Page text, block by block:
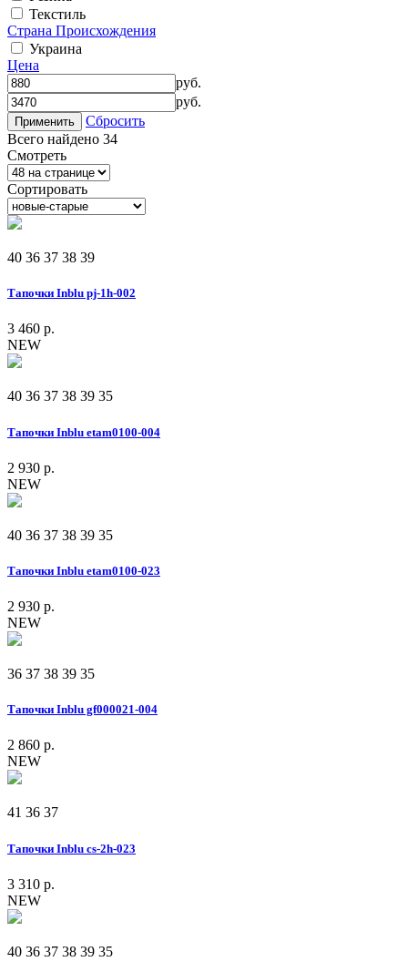
Текстиль
Страна Происхождения
Украина
Цена
руб.
руб.
Применить
Сбросить
Всего найдено 34
Смотреть
Сортировать
40 36 37 38 39
Тапочки Inblu pj-1h-002
3 460 р.
NEW
40 36 37 38 39 35
Тапочки Inblu etam0100-004
2 930 р.
NEW
40 36 37 38 39 35
Тапочки Inblu etam0100-023
2 930 р.
NEW
36 37 38 39 35
Тапочки Inblu gf000021-004
2 860 р.
NEW
41 36 37
Тапочки Inblu cs-2h-023
3 310 р.
NEW
40 36 37 38 39 35